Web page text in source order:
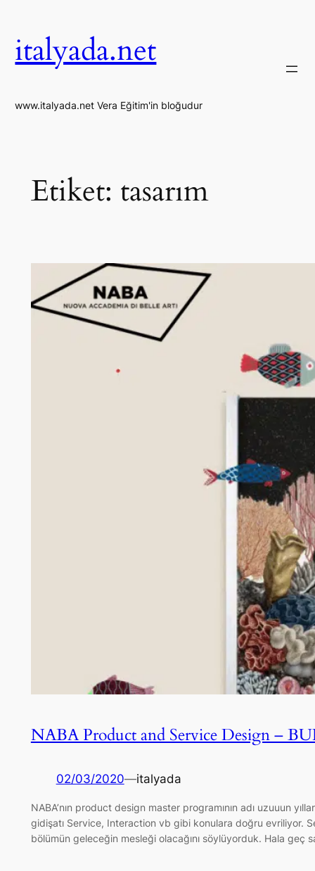
italyada.net
www.italyada.net Vera Eğitim'in bloğudur
Etiket: tasarım
NABA Product and Service Design –
02/03/2020—italyada
NABA’nın product design master programının adı uzuuun
gidişatı Service, Interaction vb gibi konulara doğru evriliyor.
bölümün geleceğin mesleği olacağını söylüyorduk. Hala